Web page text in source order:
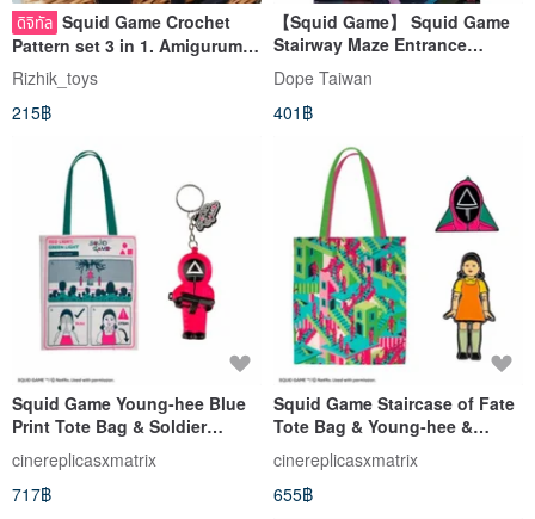
ดิจิทัล Squid Game Crochet
Pattern set 3 in 1. Amigurumi
squid game korean doll.
Rizhik_toys
215฿
【Squid Game】 Squid Game
Stairway Maze Entrance
Poster
Dope Taiwan
401฿
Squid Game Young-hee Blue
Print Tote Bag & Soldier
Squishy Keychain
cinereplicasxmatrix
717฿
Squid Game Staircase of Fate
Tote Bag & Young-hee &
soldier Pin set
cinereplicasxmatrix
655฿